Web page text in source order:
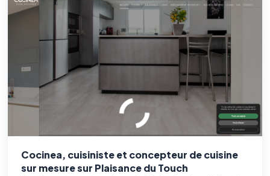
Cocinea, cuisiniste et concepteur de cuisine
sur mesure sur Plaisance du Touch